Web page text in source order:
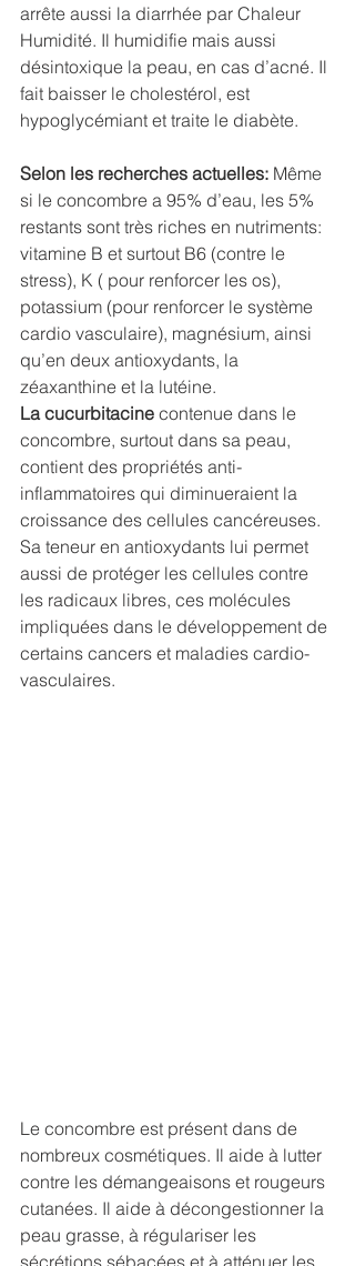
arrête aussi la diarrhée par Chaleur
Humidité. Il humidifie mais aussi
désintoxique la peau, en cas d’acné. Il
fait baisser le cholestérol, est
hypoglycémiant et traite le diabète.
Selon les recherches actuelles: Même
si le concombre a 95% d’eau, les 5%
restants sont très riches en nutriments:
vitamine B et surtout B6 (contre le
stress), K ( pour renforcer les os),
potassium (pour renforcer le système
cardio vasculaire), magnésium, ainsi
qu’en deux antioxydants, la
zéaxanthine et la lutéine.
La cucurbitacine contenue dans le
concombre, surtout dans sa peau,
contient des propriétés anti-
inflammatoires qui diminueraient la
croissance des cellules cancéreuses.
Sa teneur en antioxydants lui permet
aussi de protéger les cellules contre
les radicaux libres, ces molécules
impliquées dans le développement de
certains cancers et maladies cardio-
vasculaires.
Le concombre est présent dans de
nombreux cosmétiques. Il aide à lutter
contre les démangeaisons et rougeurs
cutanées. Il aide à décongestionner la
peau grasse, à régulariser les